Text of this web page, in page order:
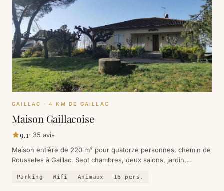
GAILLAC · 4 KM DE GAILLAC
Maison Gaillacoise
9.1· 35 avis
Maison entière de 220 m² pour quatorze personnes, chemin de
Rousseles à Gaillac. Sept chambres, deux salons, jardin,
Parking Wifi Animaux 16 pers.